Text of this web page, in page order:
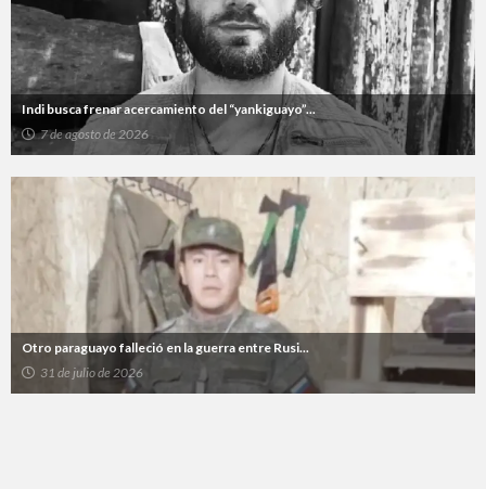
Indi busca frenar acercamiento del “yankiguayo”...
7 de agosto de 2026
Otro paraguayo falleció en la guerra entre Rusi...
31 de julio de 2026